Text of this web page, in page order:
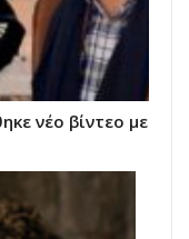
νέο βίντεο με